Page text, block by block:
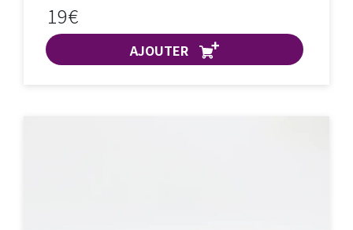
19€
AJOUTER